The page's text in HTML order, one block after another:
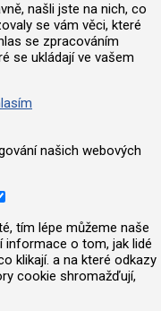
našli jste na nich, co
se vám věci, které
se zpracováním
se ukládají ve vašem
našich webových
tím lépe můžeme naše
informace o tom, jak lidé
klikají. a na které odkazy
cookie shromažďují,